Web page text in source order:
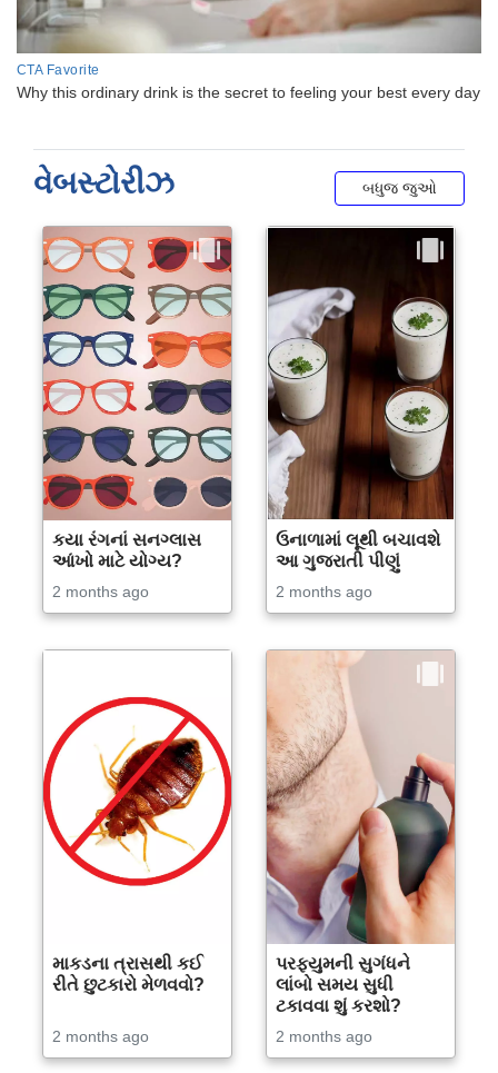
વેબસ્ટોરીઝ બધુજ જુઓ
કયા રંગનાં સનગ્લાસ
આંખો માટે યોગ્ય?
2 months ago
ઉનાળામાં લૂથી બચાવશે
આ ગુજરાતી પીણું
2 months ago
માકડના ત્રાસથી કઈ
રીતે છુટકારો મેળવવો?
2 months ago
પરફ્યુમની સુગંધને
લાંબો સમય સુધી
ટકાવવા શું કરશો?
2 months ago